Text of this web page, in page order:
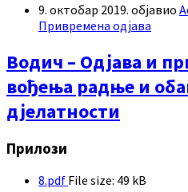
9. октобар 2019. објавио
Привремена одјава
Водич – Одјава и
вођења радње и
дјелатности
Прилози
8.pdf File size: 49 kB